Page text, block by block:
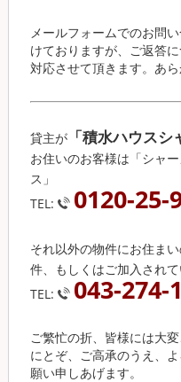
メールフォームでのお問
けておりますが、ご返答
対応させて頂きます。あら
貸主が 「積水ハウスシ
お住いのお客様は「シャ
ス」
TEL:
0120-25-
それ以外の物件にお住ま
件、もしくはご加入され
TEL:
043-274-
ご繁忙の折、皆様には大
にとぞ、ご高承のうえ、
願い申しあげます。